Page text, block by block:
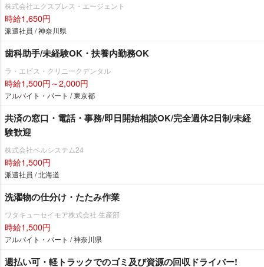
株式会社エクスプレス・エージェント
時給1,650円
派遣社員 / 神奈川県
歯科助手/未経験OK・扶養内勤務OK
ラ・エビス・クリニークデンタル
時給1,500円～2,000円
アルバイト・パート / 東京都
共済の窓口・電話・事務/即日開始相談OK/完全週休2日制/未経
験歓迎
株式会社ベルシステム24
時給1,500円
派遣社員 / 北海道
洗濯物の仕分け・たたみ作業
ワタキューセイモア株式会社 生産部
時給1,500円
アルバイト・パート / 神奈川県
週払い可・軽トラックでのゴミ及び資源の回収ドライバー!